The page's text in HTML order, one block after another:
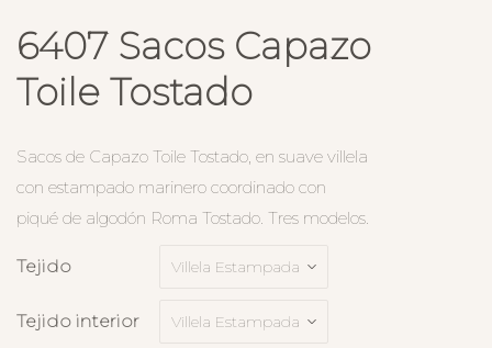
6407 Sacos Capazo
Toile Tostado
Sacos de Capazo Toile Tostado, en suave villela
con estampado marinero coordinado con
piqué de algodón Roma Tostado. Tres modelos.
Tejido
Tejido interior